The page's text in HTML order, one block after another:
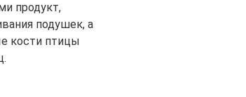
продукт,
подушек, а
кости птицы